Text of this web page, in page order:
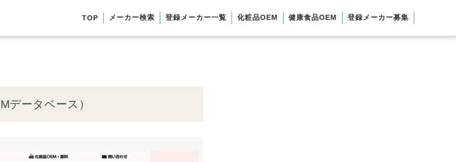
TOP メーカー検索 登録メーカー一覧 化粧品OEM 健康食品OEM 登録メーカー募集
データベース）